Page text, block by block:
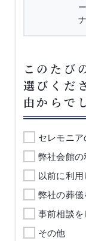
このたび
選びくだ
由からで
セレモニ
弊社会館の
以前に利用
弊社の葬儀
事前相談を
その他